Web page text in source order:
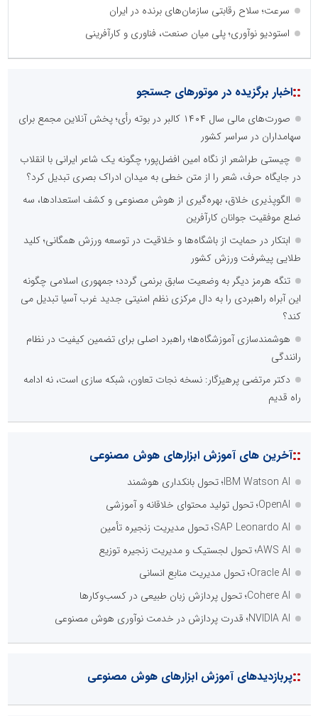
سرعت؛ سلاح رقابتی سازمان‌های برنده در ایران
استودیو نوآوری؛ پلی میان صنعت، فناوری و کارآفرینی
::اخبار برگزیده در موتورهای جستجو
صورت‌های مالی سال ۱۴۰۴ کالبر در بوته رأی؛ پخش آنلاین مجمع برای
سهامداران در سراسر کشور
چیستی طراشعر از نگاه امین افضل‌پور؛ چگونه یک شاعر ایرانی با انقلاب
در جایگاه حرف، شعر را از متن خطی به میدان ادراک بصری تبدیل کرد؟
الگوپذیری خلاق، بهره‌گیری از هوش مصنوعی و کشف استعدادها، سه
ضلع موفقیت جوانان کارآفرین
ابتکار در حمایت از باشگاه‌ها و خلاقیت در توسعه ورزش همگانی؛ کلید
طلایی پیشرفت ورزش کشور
تنگه هرمز دیگر به وضعیت سابق برنمی گردد؛ جمهوری اسلامی چگونه
این آبراه راهبردی را به دال مرکزی نظم امنیتی جدید غرب آسیا تبدیل می
کند؟
هوشمندسازی آموزشگاه‌ها؛ راهبرد اصلی برای تضمین کیفیت در نظام
رانندگی
دکتر مرتضی پرهیزگار: نسخه نجات تعاون، شبکه سازی است، نه ادامه
راه قدیم
::آخرین های آموزش ابزارهای هوش مصنوعی
IBM Watson AI؛ تحول بانکداری هوشمند
OpenAI؛ تحول تولید محتوای خلاقانه و آموزشی
SAP Leonardo AI؛ تحول مدیریت زنجیره تأمین
AWS AI؛ تحول لجستیک و مدیریت زنجیره توزیع
Oracle AI؛ تحول مدیریت منابع انسانی
Cohere AI؛ تحول پردازش زبان طبیعی در کسب‌وکارها
NVIDIA AI؛ قدرت پردازش در خدمت نوآوری هوش مصنوعی
::پربازدیدهای آموزش ابزارهای هوش مصنوعی